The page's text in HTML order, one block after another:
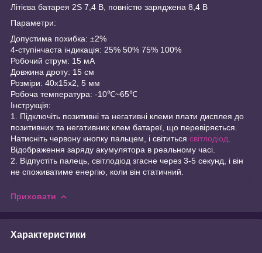
Літієва батарея 2S 7,4 В, повністю заряджена 8,4 В
Параметри:
Допустима похибка: ±2%
4-ступінчаста індикація: 25% 50% 75% 100%
Робочий струм: 15 мА
Довжина дроту: 15 см
Розміри: 40x15x2, 5 мм
Робоча температура: -10℃~65℃
Інструкція:
1. Підключіть позитивні та негативні клеми плати дисплея до
позитивних та негативних клем батареї, що перевіряється.
Натисніть червону кнопку пальцем, і світиться світлодіод
Відображення заряду акумулятора в реальному часі.
2. Відпустіть палець, світлодіод згасне через 3-5 секунд, і він
не споживатиме енергію, коли він статичний.
Приховати
Характеристики